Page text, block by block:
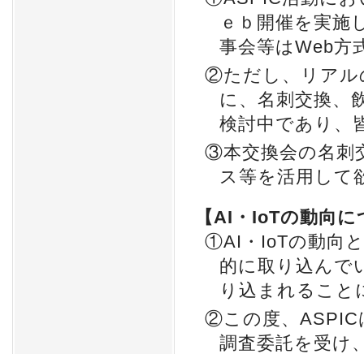
ｅｂ開催を実施
事会等はWeb方
②ただし、リアル
に、名刺交換、
検討中であり、
③本交換会の名刺
ス等を活用して
【AI・IoTの動向
①AI・IoTの動向
的に取り込んで
り込まれること
②この度、ASPIC
調査委託を受け